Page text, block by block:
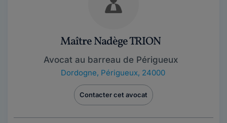
Maître Nadège TRION
Avocat au barreau de Périgueux
Dordogne, Périgueux, 24000
Contacter cet avocat